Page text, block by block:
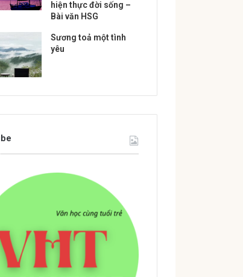
hiện thực đời sống –
Bài văn HSG
Sương toả một tình
yêu